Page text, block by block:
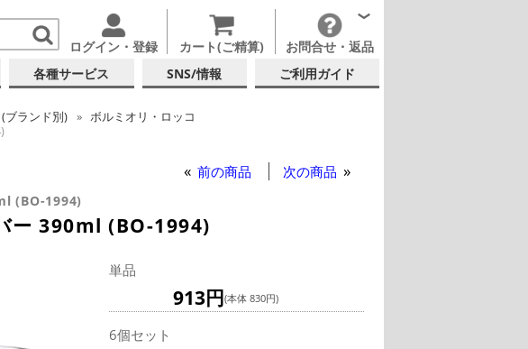
ログイン・登録 カート(ご精算) お問合せ・返品
各種サービス SNS/情報 ご利用ガイド
ブランド別)
ボルミオリ・ロッコ
前の商品 次の商品
(BO-1994)
ー 390ml (BO-1994)
単品
913円(本体 830円)
6個セット